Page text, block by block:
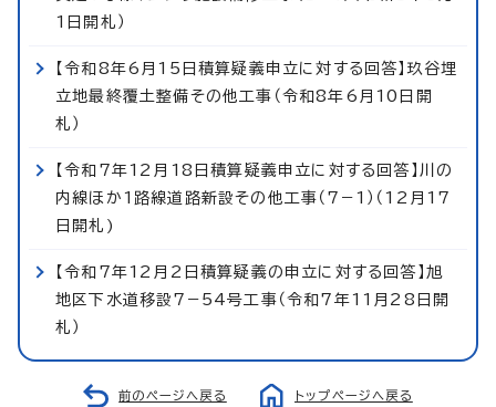
1日開札）
【令和8年6月15日積算疑義申立に対する回答】玖谷埋
立地最終覆土整備その他工事（令和8年6月10日開
札）
【令和7年12月18日積算疑義申立に対する回答】川の
内線ほか1路線道路新設その他工事（7−1）（12月17
日開札)
【令和7年12月2日積算疑義の申立に対する回答】旭
地区下水道移設7−54号工事（令和7年11月28日開
札）
前のページへ戻る トップページへ戻る